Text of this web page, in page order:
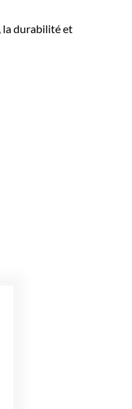
la durabilité et